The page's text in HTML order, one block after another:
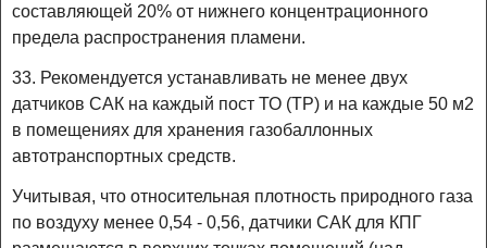
составляющей 20% от нижнего концентрационного
предела распространения пламени.
33. Рекомендуется устанавливать не менее двух
датчиков САК на каждый пост ТО (ТР) и на каждые 50 м2
в помещениях для хранения газобаллонных
автотранспортных средств.
Учитывая, что относительная плотность природного газа
по воздуху менее 0,54 - 0,56, датчики САК для КПГ